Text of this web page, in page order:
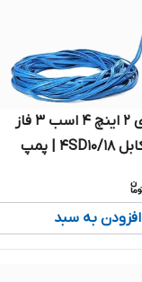
شناور ۱۱۰ متری ۲ اینچ ۴ اسب ۳ فاز
برونل ۱۵ متر کابل 4SD10/18 | پمپ
افزودن به سبد